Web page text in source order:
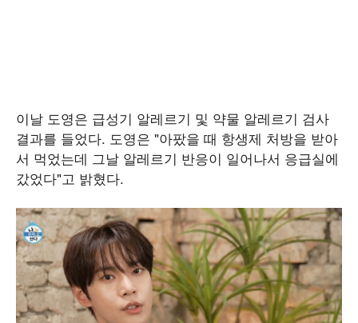
이날 도영은 급성기 알레르기 및 약물 알레르기 검사
결과를 들었다. 도영은 "아팠을 때 항생제 처방을 받아
서 먹었는데 그날 알레르기 반응이 일어나서 응급실에
갔었다"고 밝혔다.